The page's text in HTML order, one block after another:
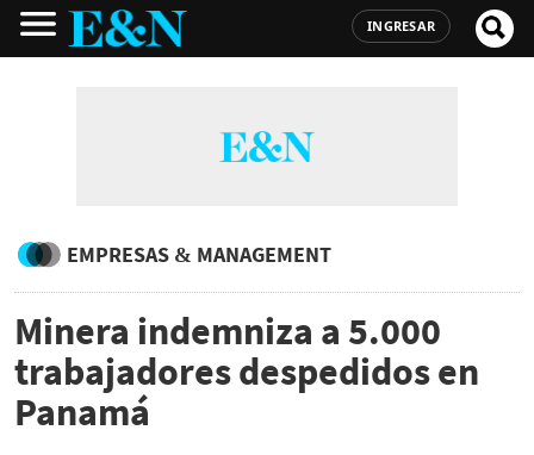
INGRESAR
EMPRESAS & MANAGEMENT
Minera indemniza a 5.000
trabajadores despedidos en
Panamá